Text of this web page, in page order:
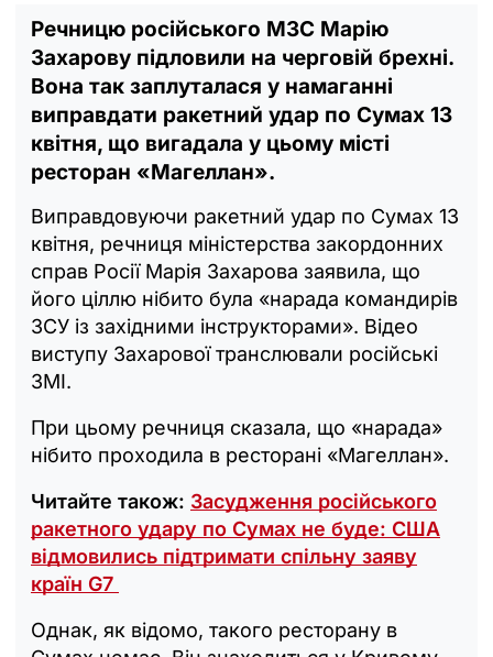
Речницю російського МЗС Марію
Захарову підловили на черговій брехні.
Вона так заплуталася у намаганні
виправдати ракетний удар по Сумах 13
квітня, що вигадала у цьому місті
ресторан «Магеллан».
Виправдовуючи ракетний удар по Сумах 13
квітня, речниця міністерства закордонних
справ Росії Марія Захарова заявила, що
його ціллю нібито була «нарада командирів
ЗСУ із західними інструкторами». Відео
виступу Захарової транслювали російські
ЗМІ.
При цьому речниця сказала, що «нарада»
нібито проходила в ресторані «Магеллан».
Читайте також: Засудження російського
ракетного удару по Сумах не буде: США
відмовились підтримати спільну заяву
країн G7
Однак, як відомо, такого ресторану в